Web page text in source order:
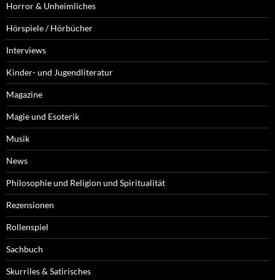
Horror & Unheimliches
Hörspiele / Hörbücher
Interviews
Kinder- und Jugendliteratur
Magazine
Magie und Esoterik
Musik
News
Philosophie und Religion und Spiritualität
Rezensionen
Rollenspiel
Sachbuch
Skurriles & Satirisches